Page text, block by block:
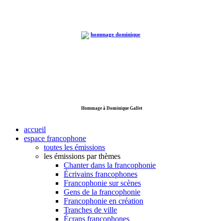
Hommage à Dominique Gallet
accueil
espace francophone
toutes les émissions
les émissions par thèmes
Chanter dans la francophonie
Écrivains francophones
Francophonie sur scènes
Gens de la francophonie
Francophonie en création
Tranches de ville
Écrans francophones